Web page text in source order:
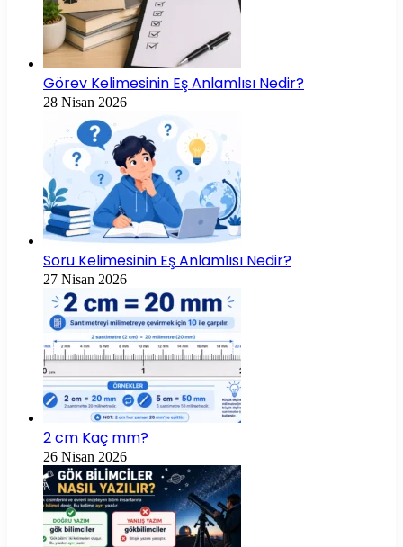
Görev Kelimesinin Eş Anlamlısı Nedir?
28 Nisan 2026
Soru Kelimesinin Eş Anlamlısı Nedir?
27 Nisan 2026
2 cm Kaç mm?
26 Nisan 2026